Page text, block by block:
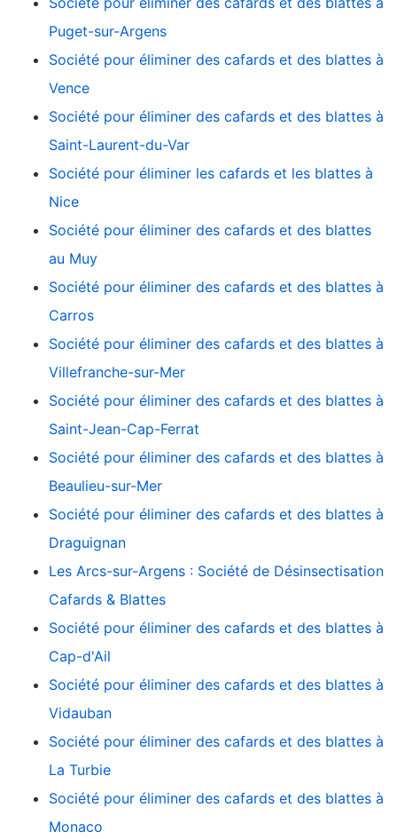
Puget-sur-Argens
Société pour éliminer des cafards et des blattes à
Vence
Société pour éliminer des cafards et des blattes à
Saint-Laurent-du-Var
Société pour éliminer les cafards et les blattes à
Nice
Société pour éliminer des cafards et des blattes
au Muy
Société pour éliminer des cafards et des blattes à
Carros
Société pour éliminer des cafards et des blattes à
Villefranche-sur-Mer
Société pour éliminer des cafards et des blattes à
Saint-Jean-Cap-Ferrat
Société pour éliminer des cafards et des blattes à
Beaulieu-sur-Mer
Société pour éliminer des cafards et des blattes à
Draguignan
Les Arcs-sur-Argens : Société de Désinsectisation
Cafards & Blattes
Société pour éliminer des cafards et des blattes à
Cap-d'Ail
Société pour éliminer des cafards et des blattes à
Vidauban
Société pour éliminer des cafards et des blattes à
La Turbie
Société pour éliminer des cafards et des blattes à
Monaco